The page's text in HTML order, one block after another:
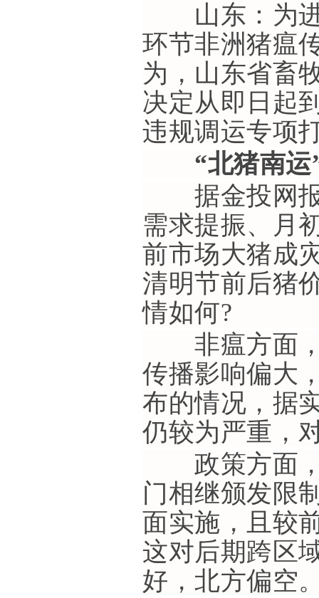
山东：为进
环节非洲猪瘟
为，山东省畜
决定从即日起
违规调运专项
“北猪南运”
据金投网报
需求提振、月
前市场大猪成
清明节前后猪
情如何?
非瘟方面，
传播影响偏大
布的情况，据
仍较为严重，
政策方面，
门相继颁发限
面实施，且较
这对后期跨区
好，北方偏空